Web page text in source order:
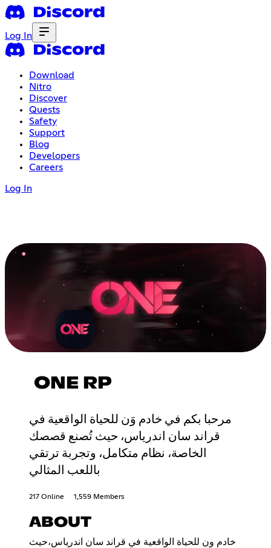
Log In
Download
Nitro
Discover
Quests
Safety
Support
Blog
Developers
Careers
Log In
ONE RP
مرحبا بكم في خادم وَن للحياة الواقعية في
قراند سان اندرياس، حيث تُصنع قصصك
الخاصة، نظام متكامل، وتجربة ترتقي
باللعب المثالي
217 Online 1,559 Members
ABOUT
خادم ون للحياة الواقعية في قراند سان اندرياس،حيث